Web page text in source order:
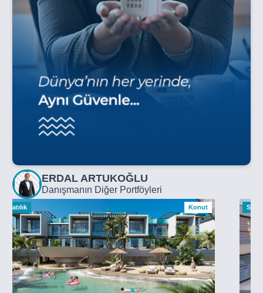
ERDAL ARTUKOĞLU
Danışmanın Diğer Portföyleri
Satılık Konut